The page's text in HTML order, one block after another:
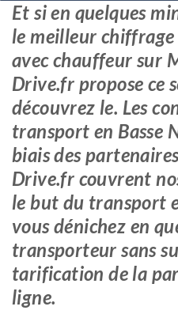
Et si en quelques
le meilleur
avec chauffeur sur
Drive.fr propose ce
découvrez le. Les
transport en Basse
biais des
Drive.fr couvrent
le but du transport
vous dénichez en
transporteur sans
tarification de la
ligne.